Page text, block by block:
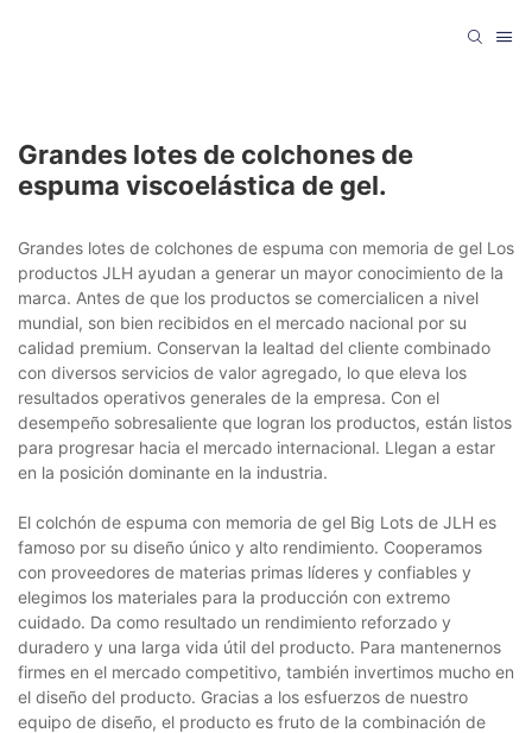
Grandes lotes de colchones de
espuma viscoelástica de gel.
Grandes lotes de colchones de espuma con memoria de gel Los
productos JLH ayudan a generar un mayor conocimiento de la
marca. Antes de que los productos se comercialicen a nivel
mundial, son bien recibidos en el mercado nacional por su
calidad premium. Conservan la lealtad del cliente combinado
con diversos servicios de valor agregado, lo que eleva los
resultados operativos generales de la empresa. Con el
desempeño sobresaliente que logran los productos, están listos
para progresar hacia el mercado internacional. Llegan a estar
en la posición dominante en la industria.
El colchón de espuma con memoria de gel Big Lots de JLH es
famoso por su diseño único y alto rendimiento. Cooperamos
con proveedores de materias primas líderes y confiables y
elegimos los materiales para la producción con extremo
cuidado. Da como resultado un rendimiento reforzado y
duradero y una larga vida útil del producto. Para mantenernos
firmes en el mercado competitivo, también invertimos mucho en
el diseño del producto. Gracias a los esfuerzos de nuestro
equipo de diseño, el producto es fruto de la combinación de